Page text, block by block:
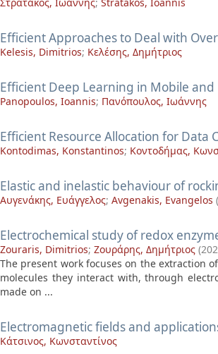
Efficient Approaches to Deal with
Kelesis, Dimitrios; Κελέσης, Δημήτριος
Efficient Deep Learning in Mobile
Panopoulos, Ioannis; Πανόπουλος, Ιωάννης
Efficient Resource Allocation for
Kontodimas, Konstantinos; Κοντοδήμας,
Elastic and inelastic behaviour of
Αυγενάκης, Ευάγγελος; Avgenakis, Evangelos (
Electrochemical study of redox
Zouraris, Dimitrios; Ζουράρης, Δημήτριος (
The present work focuses on the extraction
molecules they interact with, through
made on ...
Electromagnetic fields and
Κάτσινος, Κωνσταντίνος